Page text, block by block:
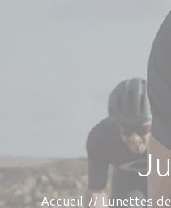
Accueil Lunettes